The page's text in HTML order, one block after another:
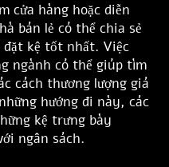
cửa hàng hoặc diễn
bán lẻ có thể chia sẻ
kệ tốt nhất. Việc
ngành có thể giúp tìm
cách thương lượng giá
hướng đi này, các
kệ trưng bày
ngân sách.